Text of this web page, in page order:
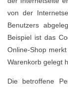
von der
Benutzers
Beispiel ist das
Online-Shop
Warenkorb gelegt
Die betroffene